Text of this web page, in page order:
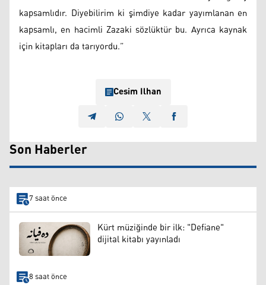
kapsamlıdır. Diyebilirim ki şimdiye kadar yayımlanan en
kapsamlı, en hacimli Zazaki sözlüktür bu. Ayrıca kaynak
için kitapları da tarıyordu.”
Cesim Ilhan
Son Haberler
7 saat önce
Kürt müziğinde bir ilk: "Defiane"
dijital kitabı yayınladı
8 saat önce